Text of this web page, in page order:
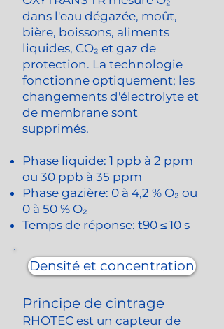
dans l'eau dégazée, moût,
bière, boissons, aliments
liquides, CO₂ et gaz de
protection. La technologie
fonctionne optiquement; les
changements d'électrolyte et
de membrane sont
supprimés.
Phase liquide: 1 ppb à 2 ppm
ou 30 ppb à 35 ppm
Phase gazière: 0 à 4,2 % O₂ ou
0 à 50 % O₂
Temps de réponse: t90 ≤ 10 s
Densité et concentration
Principe de cintrage
RHOTEC est un capteur de